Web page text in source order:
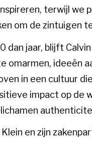
terwijl we
om de zintuigen
dan jaar, blijft
omarmen, ideeën
in een cultuur
impact op de
en zijn